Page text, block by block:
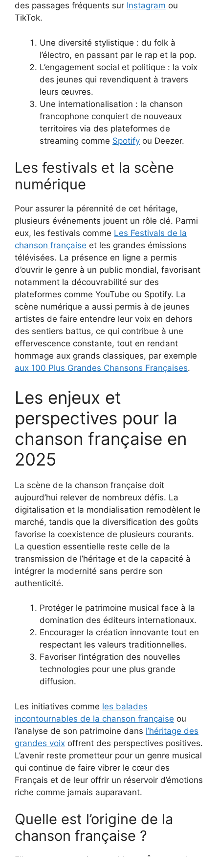
des passages fréquents sur Instagram ou
TikTok.
Une diversité stylistique : du folk à
l’électro, en passant par le rap et la pop.
L’engagement social et politique : la voix
des jeunes qui revendiquent à travers
leurs œuvres.
Une internationalisation : la chanson
francophone conquiert de nouveaux
territoires via des plateformes de
streaming comme Spotify ou Deezer.
Les festivals et la scène
numérique
Pour assurer la pérennité de cet héritage,
plusieurs événements jouent un rôle clé. Parmi
eux, les festivals comme Les Festivals de la
chanson française et les grandes émissions
télévisées. La présence en ligne a permis
d’ouvrir le genre à un public mondial, favorisant
notamment la découvrabilité sur des
plateformes comme YouTube ou Spotify. La
scène numérique a aussi permis à de jeunes
artistes de faire entendre leur voix en dehors
des sentiers battus, ce qui contribue à une
effervescence constante, tout en rendant
hommage aux grands classiques, par exemple
aux 100 Plus Grandes Chansons Françaises.
Les enjeux et
perspectives pour la
chanson française en
2025
La scène de la chanson française doit
aujourd’hui relever de nombreux défis. La
digitalisation et la mondialisation remodèlent le
marché, tandis que la diversification des goûts
favorise la coexistence de plusieurs courants.
La question essentielle reste celle de la
transmission de l’héritage et de la capacité à
intégrer la modernité sans perdre son
authenticité.
Protéger le patrimoine musical face à la
domination des éditeurs internationaux.
Encourager la création innovante tout en
respectant les valeurs traditionnelles.
Favoriser l’intégration des nouvelles
technologies pour une plus grande
diffusion.
Les initiatives comme les balades
incontournables de la chanson française ou
l’analyse de son patrimoine dans l’héritage des
grandes voix offrent des perspectives positives.
L’avenir reste prometteur pour un genre musical
qui continue de faire vibrer le cœur des
Français et de leur offrir un réservoir d’émotions
riche comme jamais auparavant.
Quelle est l’origine de la
chanson française ?